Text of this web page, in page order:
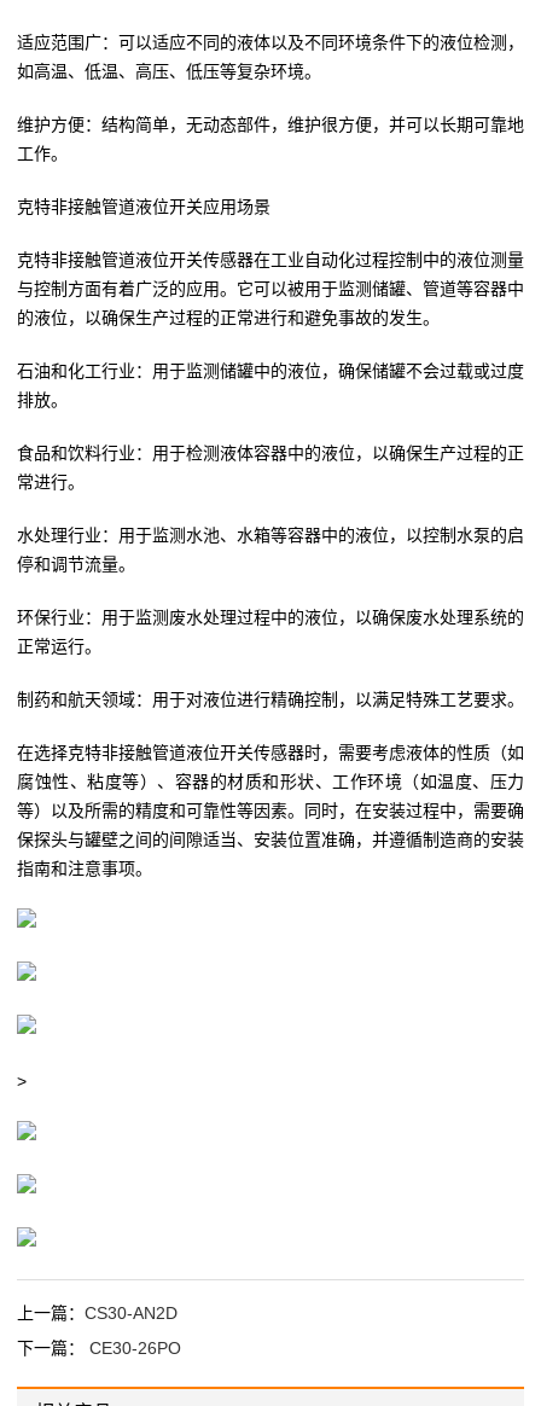
适应范围广：可以适应不同的液体以及不同环境条件下的液位检测，
如高温、低温、高压、低压等复杂环境。
维护方便：结构简单，无动态部件，维护很方便，并可以长期可靠地
工作。
克特非接触管道液位开关应用场景
克特非接触管道液位开关传感器在工业自动化过程控制中的液位测量
与控制方面有着广泛的应用。它可以被用于监测储罐、管道等容器中
的液位，以确保生产过程的正常进行和避免事故的发生。
石油和化工行业：用于监测储罐中的液位，确保储罐不会过载或过度
排放。
食品和饮料行业：用于检测液体容器中的液位，以确保生产过程的正
常进行。
水处理行业：用于监测水池、水箱等容器中的液位，以控制水泵的启
停和调节流量。
环保行业：用于监测废水处理过程中的液位，以确保废水处理系统的
正常运行。
制药和航天领域：用于对液位进行精确控制，以满足特殊工艺要求。
在选择克特非接触管道液位开关传感器时，需要考虑液体的性质（如
腐蚀性、粘度等）、容器的材质和形状、工作环境（如温度、压力
等）以及所需的精度和可靠性等因素。同时，在安装过程中，需要确
保探头与罐壁之间的间隙适当、安装位置准确，并遵循制造商的安装
指南和注意事项。
>
上一篇： CS30-AN2D
下一篇： CE30-26PO